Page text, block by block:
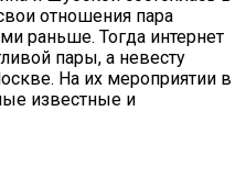
отношения пара
раньше. Тогда интернет
пары, а невесту
На их мероприятии в
известные и